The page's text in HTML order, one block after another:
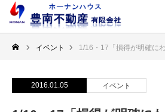
イベント 1/16・17「損得が明確に
2016.01.05 イベント